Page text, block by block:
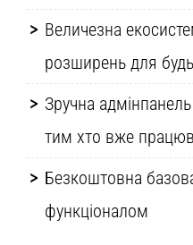
Величезна
розширень для
Зручна
тим хто вже
Безкоштовна
функціоналом